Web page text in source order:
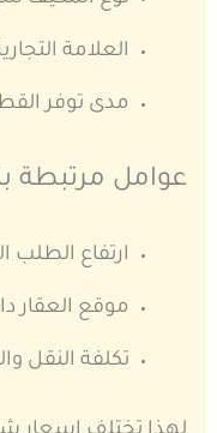
العلامة
مدى توفر
عوامل مرتبطة
ارتفاع
موقع العقار
تكلفة النقل